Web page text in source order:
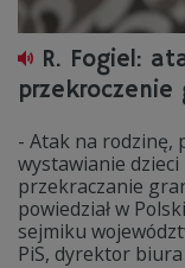
R. Fogiel:
przekroczenie
- Atak na rodzinę,
wystawianie
przekraczanie
powiedział w
sejmiku
PiS, dyrektor biura